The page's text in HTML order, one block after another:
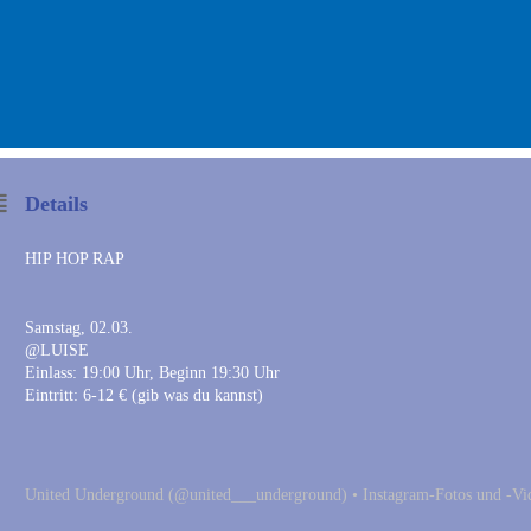
Details
HIP HOP RAP
Samstag, 02.03.
@LUISE
Einlass: 19:00 Uhr, Beginn 19:30 Uhr
Eintritt: 6-12 € (gib was du kannst)
United Underground (@united___underground) • Instagram-Fotos und -